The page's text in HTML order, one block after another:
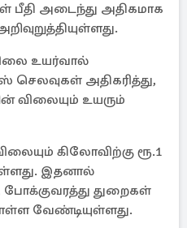
பீதி அடைந்து அதிகமாக
உயர்வால்
செலவுகள் அதிகரித்து,
விலையும் உயரும்
கிலோவிற்கு ரூ.1
இதனால்
துறைகள்
வேண்டியுள்ளது.